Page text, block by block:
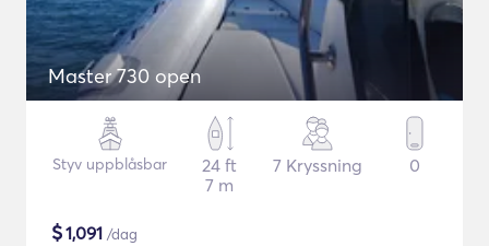
Master 730 open
Styv uppblåsbar
24 ft
7 m
7 Kryssning 0
$1,091 /dag